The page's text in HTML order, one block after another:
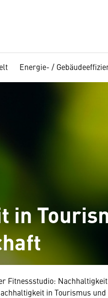
Energie- /
in
Fitnessstudio:
in Tourismus